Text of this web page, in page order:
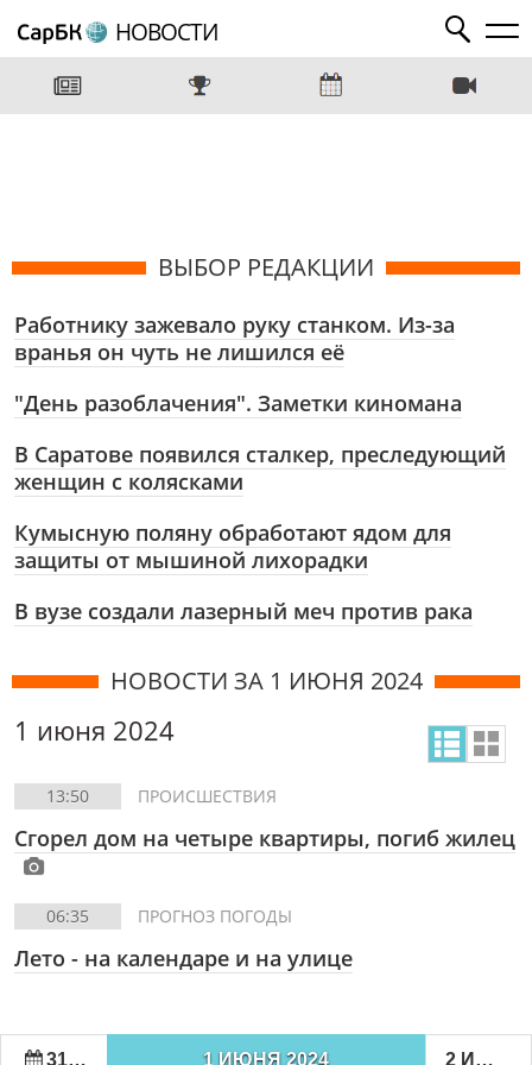
НОВОСТИ
ВЫБОР РЕДАКЦИИ
Работнику зажевало руку станком. Из-за
вранья он чуть не лишился её
"День разоблачения". Заметки киномана
В Саратове появился сталкер, преследующий
женщин с колясками
Кумысную поляну обработают ядом для
защиты от мышиной лихорадки
В вузе создали лазерный меч против рака
НОВОСТИ ЗА 1 ИЮНЯ 2024
1 июня 2024
13:50 ПРОИСШЕСТВИЯ
Сгорел дом на четыре квартиры, погиб жилец
06:35 ПРОГНОЗ ПОГОДЫ
Лето - на календаре и на улице
31 МАЯ 2024 1 ИЮНЯ 2024 2 ИЮНЯ 2024